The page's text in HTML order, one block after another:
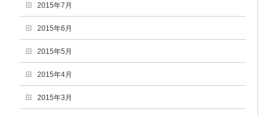
2015年7月
2015年6月
2015年5月
2015年4月
2015年3月